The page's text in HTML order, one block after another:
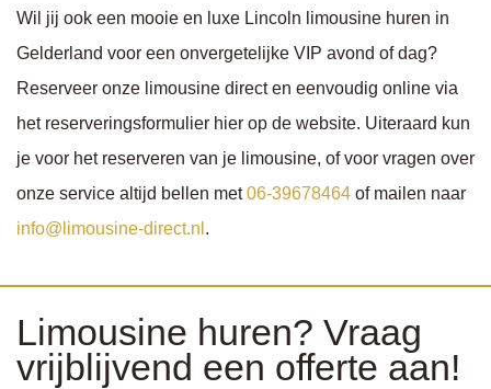
Wil jij ook een mooie en luxe Lincoln limousine huren in
Gelderland voor een onvergetelijke VIP avond of dag?
Reserveer onze limousine direct en eenvoudig online via
het reserveringsformulier hier op de website. Uiteraard kun
je voor het reserveren van je limousine, of voor vragen over
onze service altijd bellen met06-39678464 of mailen naar
info@limousine-direct.nl .
Limousine huren? Vraag
vrijblijvend een offerte aan!